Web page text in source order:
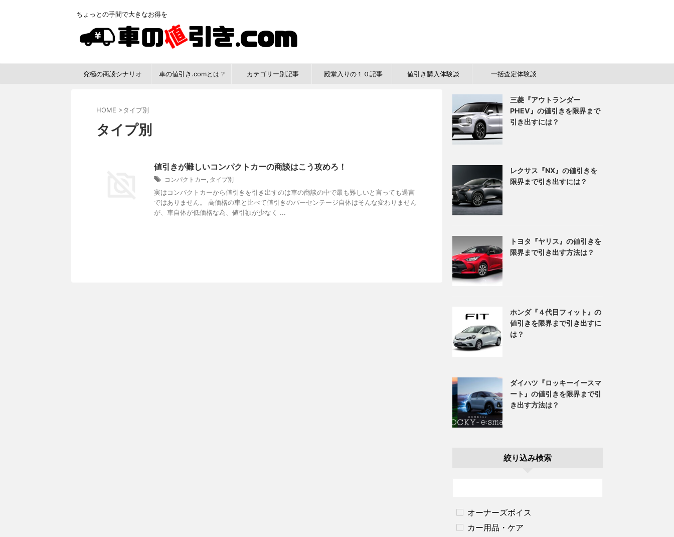
ちょっとの手間で大きなお得を
究極の商談シナリオ 車の値引き.comとは？ カテゴリー別記事 殿堂入りの１０記事 値引き購入体験談 一括査定体験談
HOME >タイプ別
タイプ別
値引きが難しいコンパクトカーの商談はこう攻めろ！
コンパクトカー, タイプ別
実はコンパクトカーから値引きを引き出すのは車の商談の中で最も難しいと言っても過言
ではありません。 高価格の車と比べて値引きのパーセンテージ自体はそんな変わりません
が、車自体が低価格な為、値引額が少なく ...
三菱『アウトランダー
PHEV』の値引きを限界まで
引き出すには？
レクサス『NX』の値引きを
限界まで引き出すには？
トヨタ『ヤリス』の値引きを
限界まで引き出す方法は？
ホンダ『４代目フィット』の
値引きを限界まで引き出すに
は？
ダイハツ『ロッキーイースマ
ート』の値引きを限界まで引
き出す方法は？
絞り込み検索
オーナーズボイス
カー用品・ケア